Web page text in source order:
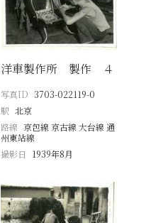
洋車製作所 製作 ４
写真ID 3703-022119-0
駅 北京
路線 京包線 京古線 大台線 通
州東站線
撮影日
1939年8月